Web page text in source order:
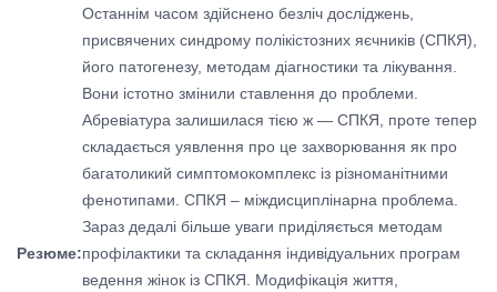
Резюме:
Останнім часом здійснено безліч досліджень,
присвячених синдрому полікістозних яєчників (СПКЯ),
його патогенезу, методам діагностики та лікування.
Вони істотно змінили ставлення до проблеми.
Абревіатура залишилася тією ж — СПКЯ, проте тепер
складається уявлення про це захворювання як про
багатоликий симптомокомплекс із різноманітними
фенотипами. СПКЯ – міждисциплінарна проблема.
Зараз дедалі більше уваги приділяється методам
профілактики та складання індивідуальних програм
ведення жінок із СПКЯ. Модифікація життя,